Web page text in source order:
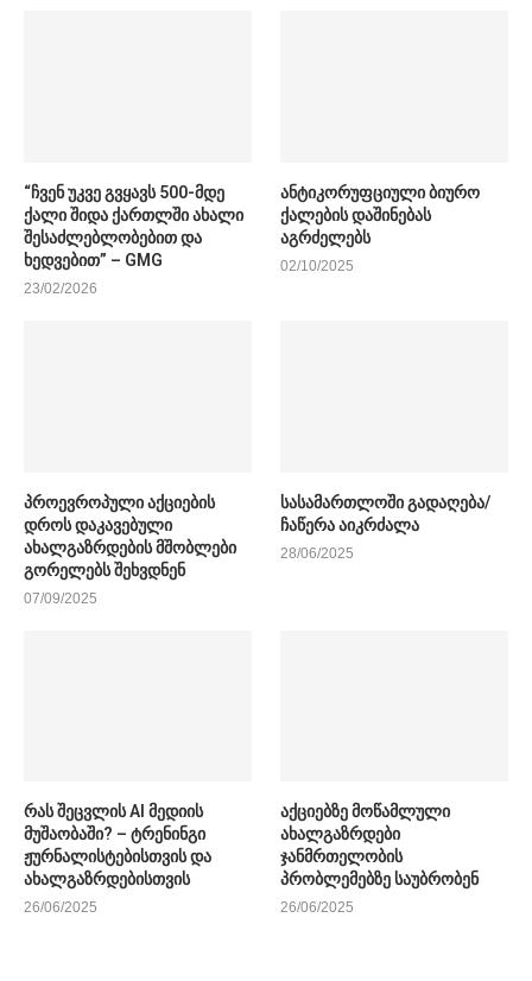
“ჩვენ უკვე გვყავს 500-მდე
ქალი შიდა ქართლში ახალი
შესაძლებლობებით და
ხედვებით” – GMG
23/02/2026
ანტიკორუფციული ბიურო
ქალების დაშინებას
აგრძელებს
02/10/2025
პროევროპული აქციების
დროს დაკავებული
ახალგაზრდების მშობლები
გორელებს შეხვდნენ
07/09/2025
სასამართლოში გადაღება/
ჩაწერა აიკრძალა
28/06/2025
რას შეცვლის AI მედიის
მუშაობაში? – ტრენინგი
ჟურნალისტებისთვის და
ახალგაზრდებისთვის
26/06/2025
აქციებზე მოწამლული
ახალგაზრდები
ჯანმრთელობის
პრობლემებზე საუბრობენ
26/06/2025